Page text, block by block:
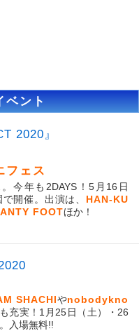
ベント
2020』
フェス
今年も2DAYS！5月16日
開催。出演は、 HAN-KU
FOOTほか！
SHACHIやnobodykno
充実！1月25日（土）・26
入場無料!!